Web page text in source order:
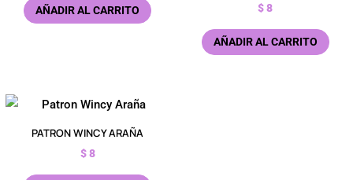
AÑADIR AL CARRITO $8
AÑADIR AL CARRITO
PATRON WINCY ARAÑA
$8